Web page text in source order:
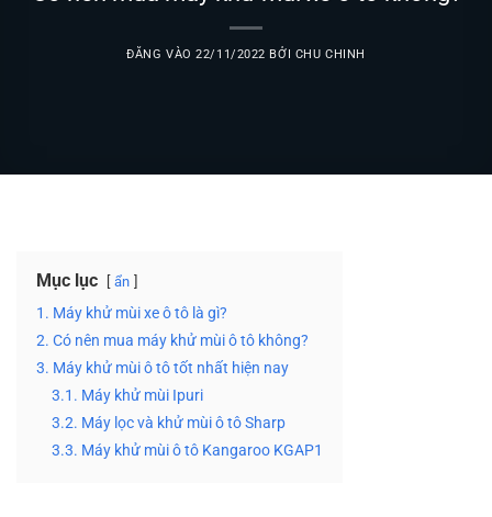
ĐĂNG VÀO22/11/2022 BỞI CHU CHINH
Mục lục ẩn
1. Máy khử mùi xe ô tô là gì?
2. Có nên mua máy khử mùi ô tô không?
3. Máy khử mùi ô tô tốt nhất hiện nay
3.1. Máy khử mùi Ipuri
3.2. Máy lọc và khử mùi ô tô Sharp
3.3. Máy khử mùi ô tô Kangaroo KGAP1